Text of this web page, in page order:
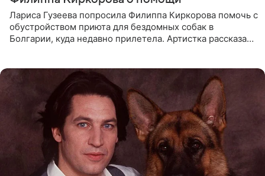
Лариса Гузеева попросила Филиппа Киркорова помочь с
обустройством приюта для бездомных собак в
Болгарии, куда недавно прилетела. Артистка рассказала